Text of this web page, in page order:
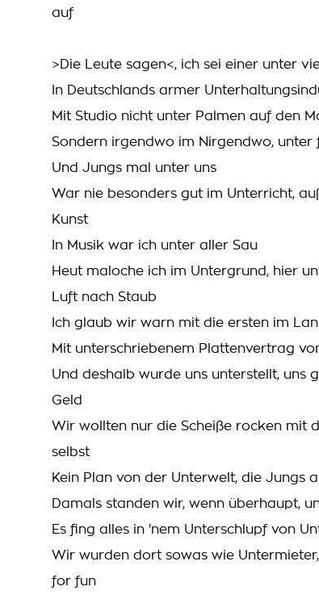
auf
>Die Leute sagen<, ich sei einer unter
In Deutschlands armer
Mit Studio nicht unter Palmen auf den
Sondern irgendwo im Nirgendwo, unter
Und Jungs mal unter uns
War nie besonders gut im Unterricht,
Kunst
In Musik war ich unter aller Sau
Heut maloche ich im Untergrund, hier
Luft nach Staub
Ich glaub wir warn mit die ersten im
Mit unterschriebenem Plattenvertrag
Und deshalb wurde uns unterstellt, uns
Geld
Wir wollten nur die Scheiße rocken mit
selbst
Kein Plan von der Unterwelt, die Jungs
Damals standen wir, wenn überhaupt,
Es fing alles in 'nem Unterschlupf von
Wir wurden dort sowas wie
for fun